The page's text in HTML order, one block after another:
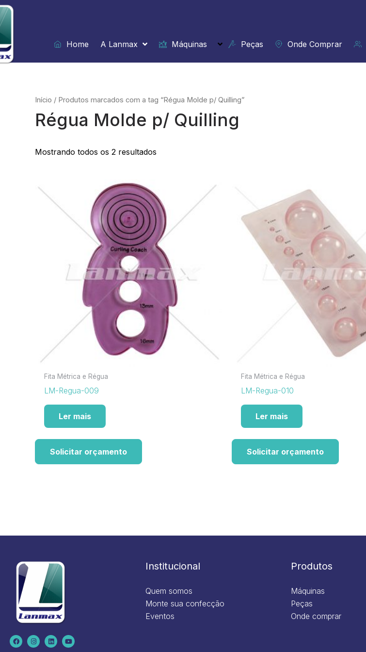
Ir
para
o
conteúdo
Home
A Lanmax Máquinas Peças Onde Comprar
Início / Produtos marcados com a tag “Régua Molde p/ Quilling”
Régua Molde p/ Quilling
Mostrando todos os 2 resultados
Fita Métrica e Régua
LM-Regua-009
Ler mais
Solicitar orçamento
Fita Métrica e Régua
LM-Regua-010
Ler mais
Solicitar orçamento
F
a
c
I
n
s
L
i
n
Y
o
u
Institucional
Quem somos
Monte sua confecção
Eventos
Produtos
Máquinas
Peças
Onde comprar